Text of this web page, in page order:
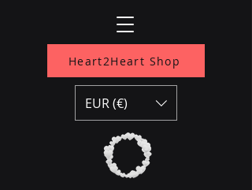
Heart2Heart Shop
EUR (€)